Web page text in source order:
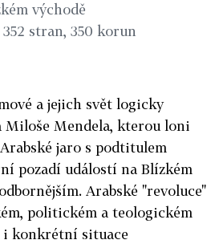
východě
352 stran, 350 korun
a jejich svět logicky
Miloše Mendela, kterou loni
jaro s podtitulem
pozadí událostí na Blízkém
Arabské "revoluce"
politickém a teologickém
konkrétní situace